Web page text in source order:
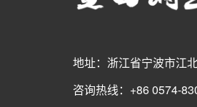
地址：浙江省宁波市江
咨询热线：+86 0574-